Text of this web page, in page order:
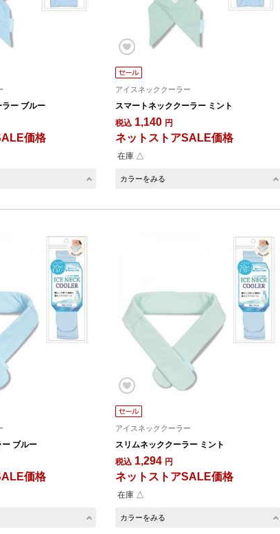
ー ブルー
価格
アイスネッククーラー
スマートネッククーラー ミント
税込 1,140 円
ネットストアSALE価格
在庫 △
カラーをみる
ー ブルー
価格
アイスネッククーラー
スリムネッククーラー ミント
税込 1,294 円
ネットストアSALE価格
在庫 △
カラーをみる